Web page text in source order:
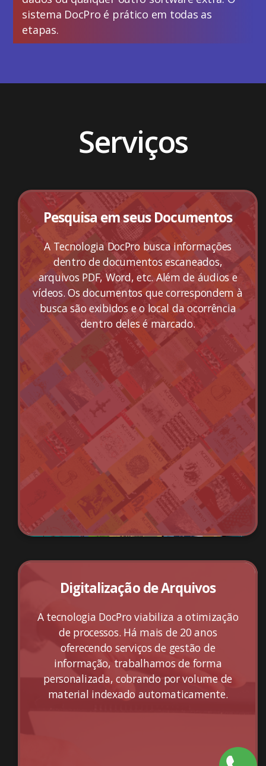
sistema DocPro é prático em todas as
etapas.
Serviços
Pesquisa em seus Documentos
A Tecnologia DocPro busca informações
dentro de documentos escaneados,
arquivos PDF, Word, etc. Além de áudios e
vídeos. Os documentos que correspondem à
busca são exibidos e o local da ocorrência
dentro deles é marcado.
Digitalização de Arquivos
A tecnologia DocPro viabiliza a otimização
de processos. Há mais de 20 anos
oferecendo serviços de gestão de
informação, trabalhamos de forma
personalizada, cobrando por volume de
material indexado automaticamente.